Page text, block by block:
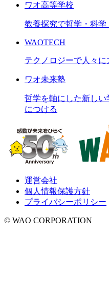
ワオ高等学校
教養探究で哲学・科
WAOTECH
テクノロジーで人々に
ワオ未来塾
哲学を軸にした新し
につける
運営会社
個人情報保護方針
プライバシーポリシー
© WAO CORPORATION